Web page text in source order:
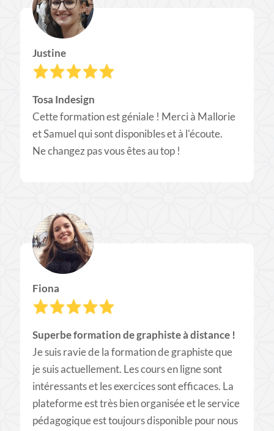
Justine
Tosa Indesign
Cette formation est géniale ! Merci à Mallorie
et Samuel qui sont disponibles et à l'écoute.
​Ne changez pas vous êtes au top !
Fiona
Superbeformation de graphiste à distance!
Je suis ravie de la formation de graphiste que
je suis actuellement. Les cours en ligne sont
intéressants et les exercices sont efficaces. La
plateforme est très bien organisée et le service
pédagogique est toujours disponible pour nous